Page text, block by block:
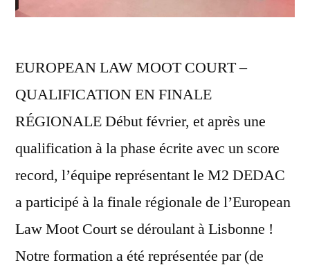
EUROPEAN LAW MOOT COURT –
QUALIFICATION EN FINALE
RÉGIONALE Début février, et après une
qualification à la phase écrite avec un score
record, l’équipe représentant le M2 DEDAC
a participé à la finale régionale de l’European
Law Moot Court se déroulant à Lisbonne !
Notre formation a été représentée par (de